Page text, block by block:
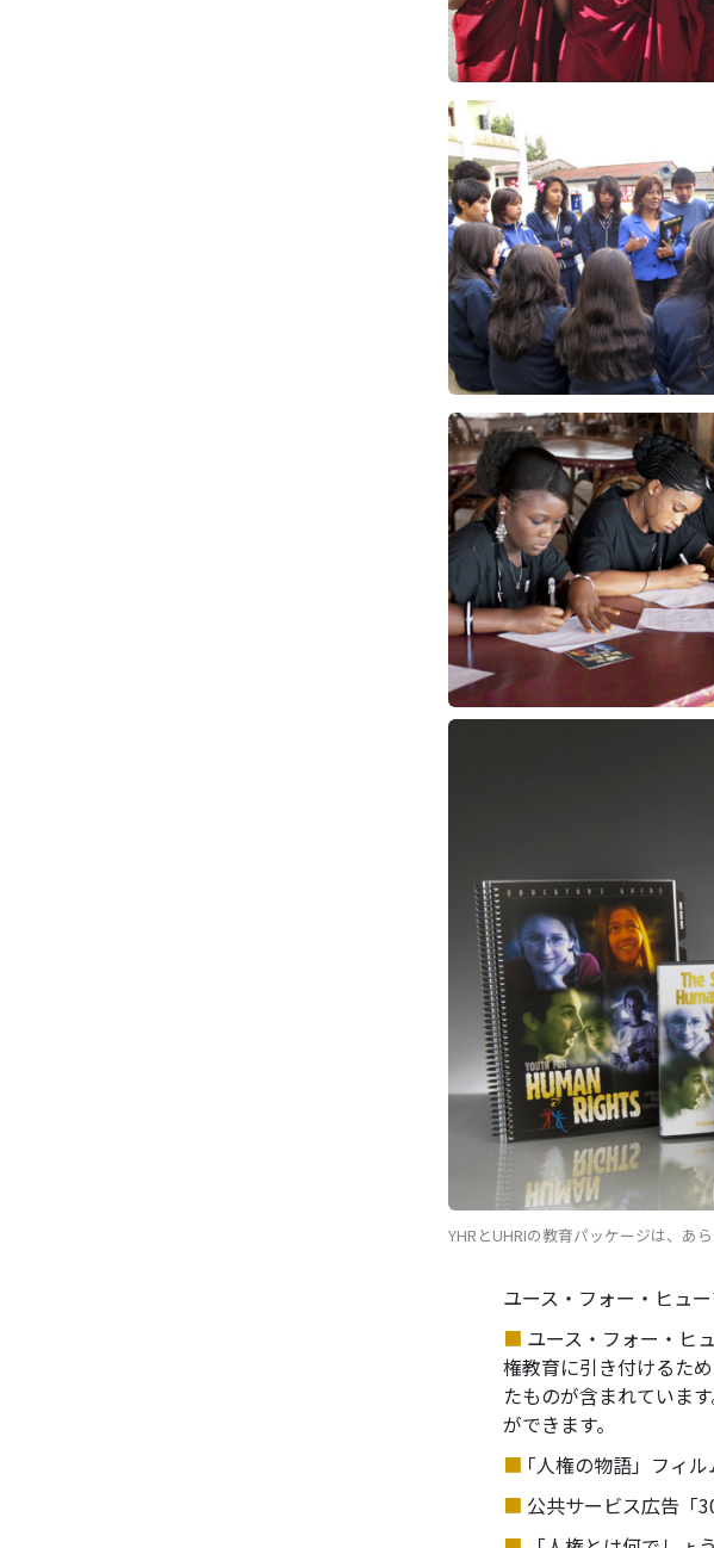
YHRとUHRIの教育パッケージは、あ
ユース・フォー・ヒュ
■ ユース・フォー・ヒ
権教育に引き付けるた
たものが含まれていま
ができます。
■ ｢人権の物語」フィ
■ 公共サービス広告「